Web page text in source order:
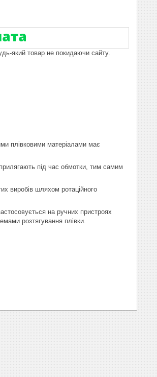
який товар не покидаючи сайту.
плівковими матеріалами має
під час обмотки, тим самим
виробів шляхом ротаційного
на ручних пристроях
розтягування плівки.